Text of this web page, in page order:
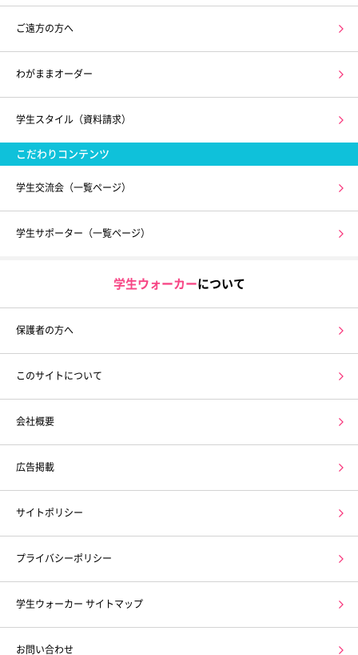
ご遠方の方へ
わがままオーダー
学生スタイル（資料請求）
こだわりコンテンツ
学生交流会（一覧ページ）
学生サポーター（一覧ページ）
学生ウォーカーについて
保護者の方へ
このサイトについて
会社概要
広告掲載
サイトポリシー
プライバシーポリシー
学生ウォーカー サイトマップ
お問い合わせ